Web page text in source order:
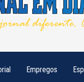
Empregos